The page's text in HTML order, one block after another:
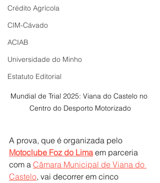
Crédito Agrícola
CIM-Cávado
ACIAB
Universidade do Minho
Estatuto Editorial
Mundial de Trial 2025: Viana do Castelo no
Centro do Desporto Motorizado
A prova, que é organizada pelo
Motoclube Foz do Lima em parceria
com a Câmara Municipal de Viana do
Castelo, vai decorrer em cinco